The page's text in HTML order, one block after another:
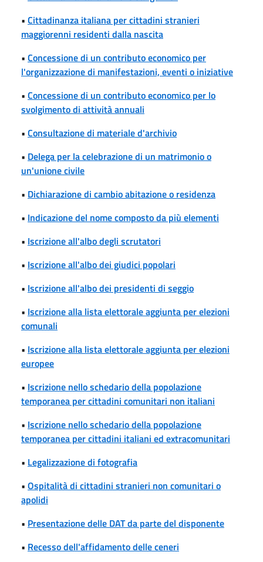
• Cittadinanza italiana per cittadini stranieri
maggiorenni residenti dalla nascita
• Concessione di un contributo economico per
l'organizzazione di manifestazioni, eventi o iniziative
• Concessione di un contributo economico per lo
svolgimento di attività annuali
• Consultazione di materiale d'archivio
• Delega per la celebrazione di un matrimonio o
un'unione civile
• Dichiarazione di cambio abitazione o residenza
• Indicazione del nome composto da più elementi
• Iscrizione all'albo degli scrutatori
• Iscrizione all'albo dei giudici popolari
• Iscrizione all'albo dei presidenti di seggio
• Iscrizione alla lista elettorale aggiunta per elezioni
comunali
• Iscrizione alla lista elettorale aggiunta per elezioni
europee
• Iscrizione nello schedario della popolazione
temporanea per cittadini comunitari non italiani
• Iscrizione nello schedario della popolazione
temporanea per cittadini italiani ed extracomunitari
• Legalizzazione di fotografia
• Ospitalità di cittadini stranieri non comunitari o
apolidi
• Presentazione delle DAT da parte del disponente
• Recesso dell'affidamento delle ceneri